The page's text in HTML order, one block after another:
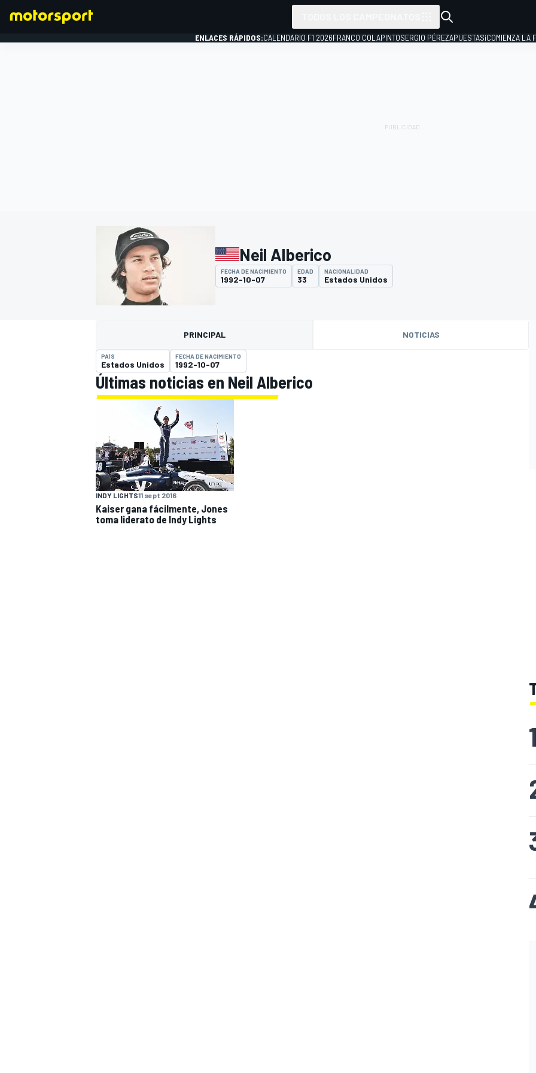
INDYCAR
MOTOGP
ENLACES RÁPIDOS:CALENDARIO F1 2026FRANCO COLAPINTOSERGIO PÉREZAPUESTAS¡COMIENZA LA
Neil Alberico
FECHA DE NACIMIENTO
1992-10-07
EDAD
33
NACIONALIDAD
Estados Unidos
PRINCIPAL NOTICIAS
PAÍS
Estados Unidos
FECHA DE NACIMIENTO
1992-10-07
Últimas noticias en Neil Alberico
INDY LIGHTS11 sept 2016
Kaiser gana fácilmente, Jones
toma liderato de Indy Lights
1